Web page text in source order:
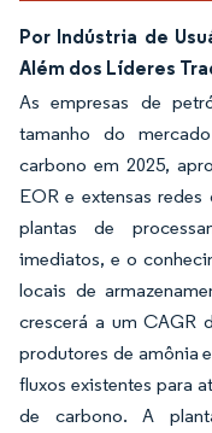
Por Indústria de
Além dos Líderes
As empresas de
tamanho do
carbono em 2025,
EOR e extensas
plantas de
imediatos, e o
locais de
crescerá a um CAGR
produtores de amônia
fluxos existentes para
de carbono. A